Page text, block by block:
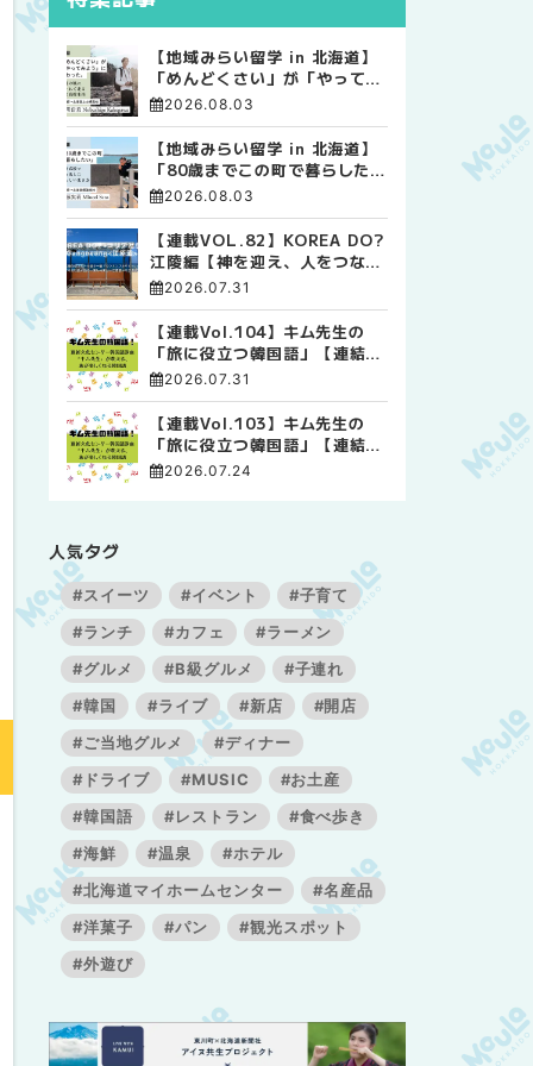
【地域みらい留学 in 北海道】
「めんどくさい」が「やってみ
よう」に変わった。 十勝の風
自由な高校生活
2026.08.03
【地域みらい留学 in 北海道】
「80歳までこの町で暮らした
い」 標津高校で踏み出した、
2026.08.03
【連載VOL.82】KOREA DO?
江陵編【神を迎え、人をつなぐ
時間 ― 江陵端午祭 】
2026.07.31
【連載Vol.104】キム先生の
「旅に役立つ韓国語」【連結語
尾について その4】
2026.07.31
【連載Vol.103】キム先生の
「旅に役立つ韓国語」【連結語
尾について その3】
2026.07.24
人気タグ
#スイーツ #イベント
#子育て
#ランチ
#カフェ
#ラーメン
#グルメ
#B級グルメ
#子連れ
#韓国
#ライブ #新店
#開店
#ご当地グルメ
#ディナー
#ドライブ
#MUSIC
#お土産
#韓国語
#レストラン
#食べ歩き
#海鮮
#温泉
#ホテル
#北海道マイホームセンター
#名産品
#洋菓子
#パン
#観光スポット
#外遊び